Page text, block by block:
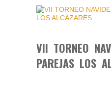
VII TORNEO
PAREJAS LOS